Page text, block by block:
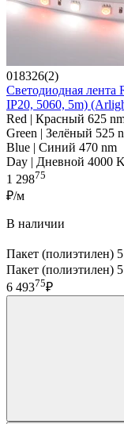
018326(2)
Светодиодная лента
IP20, 5060, 5m)
Red | Красный 625
Green | Зелёный 525
Blue | Синий 470 nm
Day | Дневной 4000 K
1 29875
₽/м
В наличии
Пакет (полиэтилен)
Пакет (полиэтилен)
6 49375₽